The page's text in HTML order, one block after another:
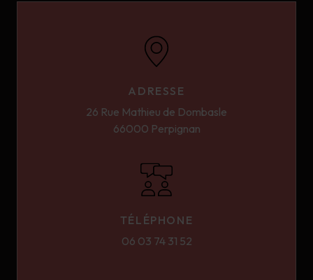
ADRESSE
26 Rue Mathieu de Dombasle
66000 Perpignan
TÉLÉPHONE
06 03 74 31 52